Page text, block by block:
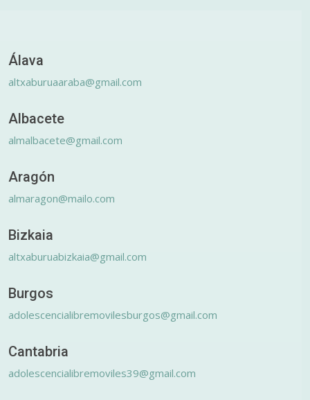
Álava
altxaburuaaraba@gmail.com
Albacete
almalbacete@gmail.com
Aragón
almaragon@mailo.com
Bizkaia
altxaburuabizkaia@gmail.com
Burgos
adolescencialibremovilesburgos@gmail.com
Cantabria
adolescencialibremoviles39@gmail.com